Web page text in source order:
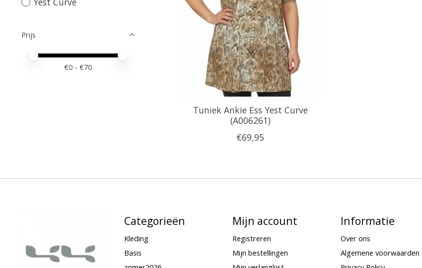
Prijs
Minimale prijswaarde
Price maximum value
€0 - €70
Tuniek Ankie Ess Yest Curve
(A006261)
€69,95
Categorieën
Kleding
Basis
Mijn account
Registreren
Mijn bestellingen
Informatie
Over ons
Algemene voorwaarden